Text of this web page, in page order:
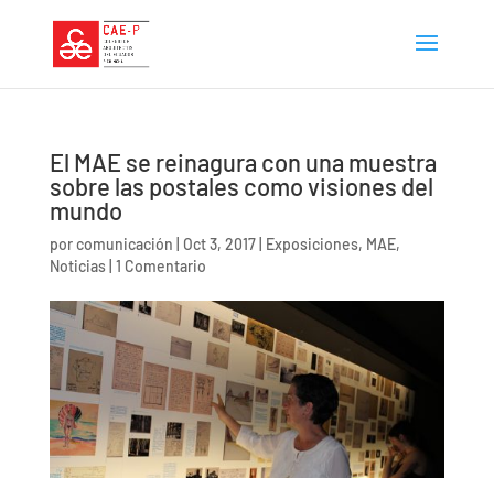
El MAE se reinagura con una muestra
sobre las postales como visiones del
mundo
porcomunicación Oct 3, 2017| Exposiciones, MAE,
Noticias| 1 Comentario